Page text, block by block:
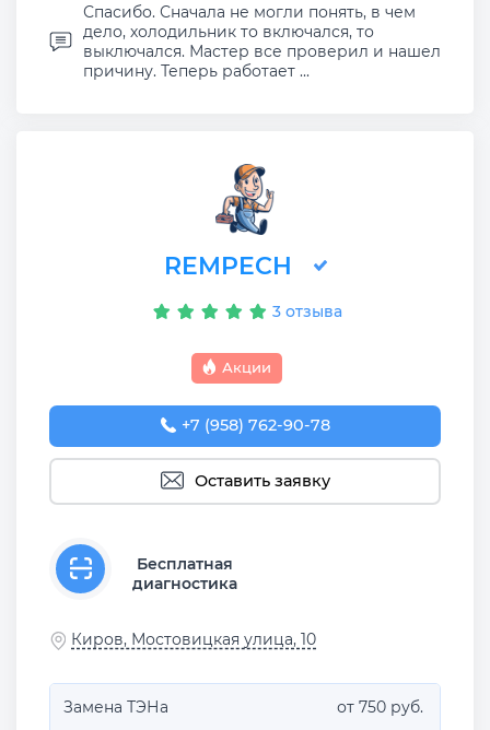
Спасибо. Сначала не могли понять, в чем
дело, холодильник то включался, то
выключался. Мастер все проверил и нашел
причину. Теперь работает ...
REMPECH
3 отзыва
Акции
+7 (958) 762-90-78
Оставить заявку
Бесплатная
диагностика
Киров, Мостовицкая улица, 10
Замена ТЭНа от 750 руб.